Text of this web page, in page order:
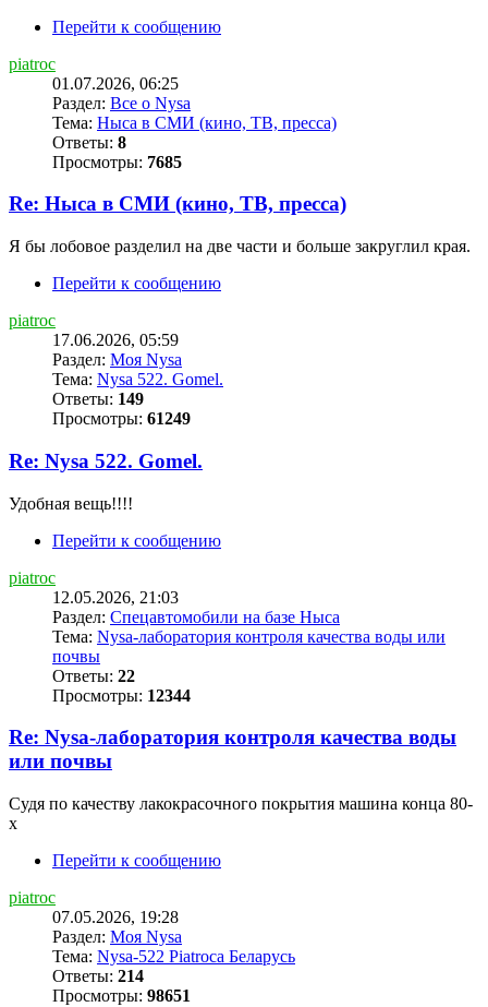
Перейти к сообщению
piatroc
01.07.2026, 06:25
Раздел: Все о Nysa
Тема: Ныса в СМИ (кино, ТВ, пресса)
Ответы: 8
Просмотры: 7685
Re: Ныса в СМИ (кино, ТВ, пресса)
Я бы лобовое разделил на две части и больше закруглил края.
Перейти к сообщению
piatroc
17.06.2026, 05:59
Раздел: Моя Nysa
Тема: Nysa 522. Gomel.
Ответы: 149
Просмотры: 61249
Re: Nysa 522. Gomel.
Удобная вещь!!!!
Перейти к сообщению
piatroc
12.05.2026, 21:03
Раздел: Спецавтомобили на базе Ныса
Тема: Nysa-лаборатория контроля качества воды или
почвы
Ответы: 22
Просмотры: 12344
Re: Nysa-лаборатория контроля качества воды
или почвы
Судя по качеству лакокрасочного покрытия машина конца 80-
х
Перейти к сообщению
piatroc
07.05.2026, 19:28
Раздел: Моя Nysa
Тема: Nysa-522 Piatroca Беларусь
Ответы: 214
Просмотры: 98651